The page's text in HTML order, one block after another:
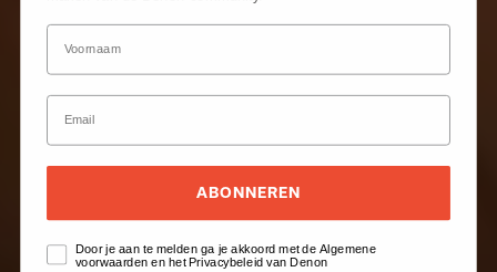
ABONNEREN
Door je aan te melden ga je akkoord met de Algemene
voorwaarden en het Privacybeleid van Denon